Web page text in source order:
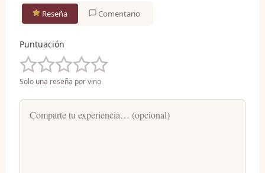
Reseña Comentario
Puntuación
Solo una reseña por vino